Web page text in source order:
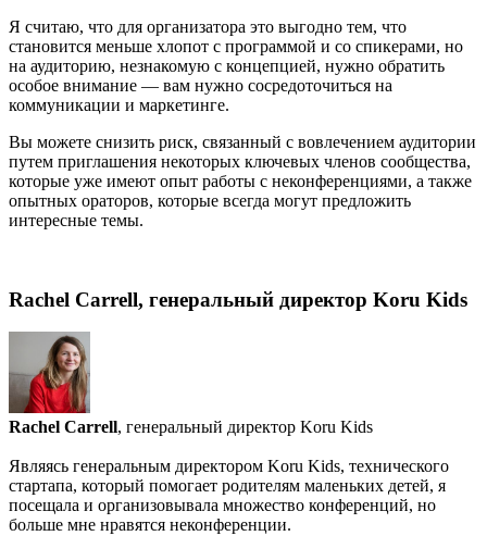
Я считаю, что для организатора это выгодно тем, что
становится меньше хлопот с программой и со спикерами, но
на аудиторию, незнакомую с концепцией, нужно обратить
особое внимание — вам нужно сосредоточиться на
коммуникации и маркетинге.
Вы можете снизить риск, связанный с вовлечением аудитории
путем приглашения некоторых ключевых членов сообщества,
которые уже имеют опыт работы с неконференциями, а также
опытных ораторов, которые всегда могут предложить
интересные темы.
Rachel Carrell, генеральный директор Koru Kids
Rachel Carrell, генеральный директор Koru Kids
Являясь генеральным директором Koru Kids, технического
стартапа, который помогает родителям маленьких детей, я
посещала и организовывала множество конференций, но
больше мне нравятся неконференции.